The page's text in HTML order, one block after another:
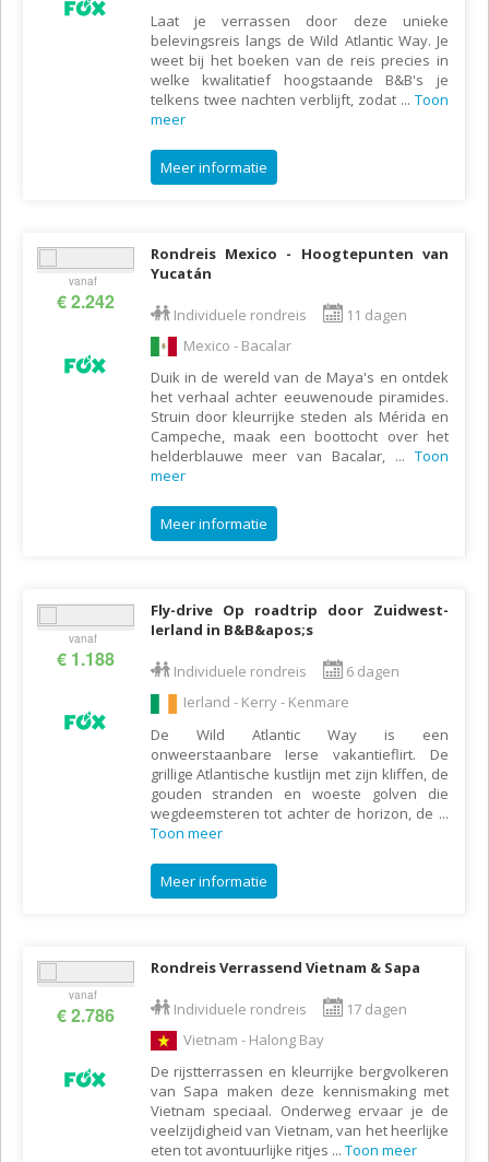
Laat je verrassen door deze unieke
belevingsreis langs de Wild Atlantic Way. Je
weet bij het boeken van de reis precies in
welke kwalitatief hoogstaande B&B's je
telkens twee nachten verblijft, zodat ... Toon
meer
Meer informatie
vanaf
€ 2.242
Rondreis Mexico - Hoogtepunten van
Yucatán
Individuele rondreis
11 dagen
Mexico - Bacalar
Duik in de wereld van de Maya's en ontdek
het verhaal achter eeuwenoude piramides.
Struin door kleurrijke steden als Mérida en
Campeche, maak een boottocht over het
helderblauwe meer van Bacalar, ... Toon
meer
Meer informatie
vanaf
€ 1.188
Fly-drive Op roadtrip door Zuidwest-
Ierland in B&B&apos;s
Individuele rondreis
6 dagen
Ierland - Kerry - Kenmare
De Wild Atlantic Way is een
onweerstaanbare Ierse vakantieflirt. De
grillige Atlantische kustlijn met zijn kliffen, de
gouden stranden en woeste golven die
wegdeemsteren tot achter de horizon, de ...
Toon meer
Meer informatie
vanaf
€ 2.786
Rondreis Verrassend Vietnam & Sapa
Individuele rondreis
17 dagen
Vietnam - Halong Bay
De rijstterrassen en kleurrijke bergvolkeren
van Sapa maken deze kennismaking met
Vietnam speciaal. Onderweg ervaar je de
veelzijdigheid van Vietnam, van het heerlijke
eten tot avontuurlijke ritjes ... Toon meer